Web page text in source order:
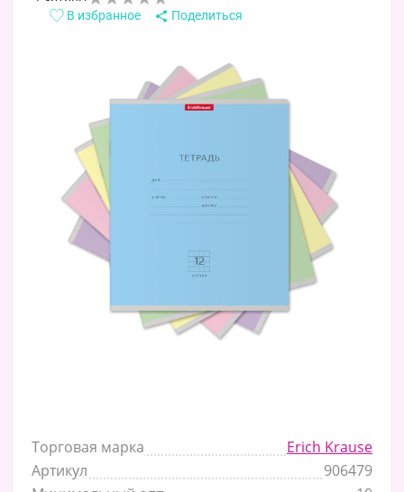
В избранное
Поделиться
Торговая марка
Erich Krause
Артикул
906479